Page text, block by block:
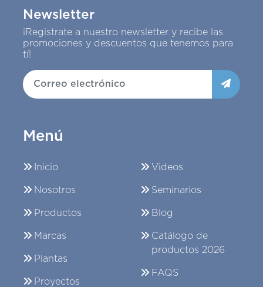
Newsletter
¡Registrate a nuestro newsletter y recibe las
promociones y descuentos que tenemos para
tí!
Menú
Inicio
Nosotros
Productos
Marcas
Plantas
Proyectos
Videos
Seminarios
Blog
Catálogo de
productos 2026
FAQS